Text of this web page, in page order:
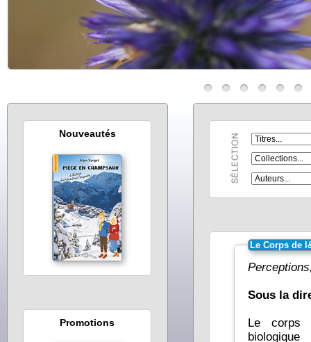
Le Corps de
Sous la
Le corps
Nouveautés
Promotions